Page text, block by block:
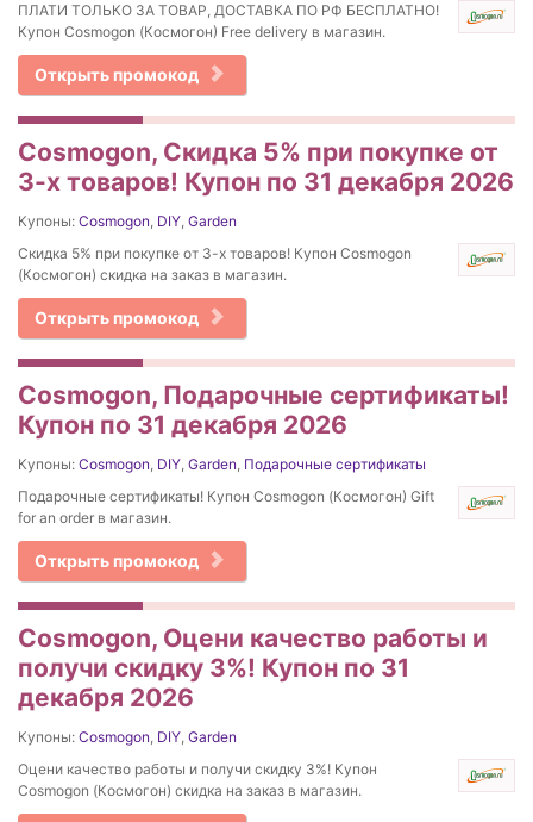
ПЛАТИ ТОЛЬКО ЗА ТОВАР, ДОСТАВКА ПО РФ БЕСПЛАТНО!
Купон Cosmogon (Космогон) Free delivery в магазин.
Открыть промокод
Cosmogon, Скидка 5% при покупке от
3-х товаров! Купон по 31 декабря 2026
Купоны: Cosmogon, DIY, Garden
Скидка 5% при покупке от 3-х товаров! Купон Cosmogon
(Космогон) скидка на заказ в магазин.
Открыть промокод
Cosmogon, Подарочные сертификаты!
Купон по 31 декабря 2026
Купоны: Cosmogon, DIY, Garden, Подарочные сертификаты
Подарочные сертификаты! Купон Cosmogon (Космогон) Gift
for an order в магазин.
Открыть промокод
Cosmogon, Оцени качество работы и
получи скидку 3%! Купон по 31
декабря 2026
Купоны: Cosmogon, DIY, Garden
Оцени качество работы и получи скидку 3%! Купон
Cosmogon (Космогон) скидка на заказ в магазин.